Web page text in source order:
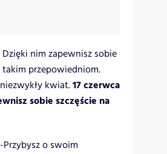
Dzięki nim zapewnisz sobie
takim przepowiedniom.
kwiat.17 czerwca
sobie szczęście na
o swoim